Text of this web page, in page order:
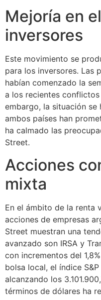
Mejoría en
inversores
Este movimiento se
para los inversores. Las
habían comenzado la
a los recientes conflictos
embargo, la situación
ambos países han
ha calmado las
Street.
Acciones
mixta
En el ámbito de la renta
acciones de empresas
Street muestran una
avanzado son IRSA y
con incrementos del
bolsa local, el índice
alcanzando los
términos de dólares ha